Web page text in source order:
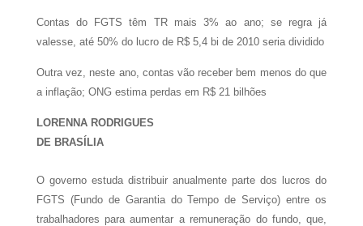
Contas do FGTS têm TR mais 3% ao ano; se regra já
valesse, até 50% do lucro de R$ 5,4 bi de 2010 seria dividido
Outra vez, neste ano, contas vão receber bem menos do que
a inflação; ONG estima perdas em R$ 21 bilhões
LORENNA RODRIGUES
DE BRASÍLIA
O governo estuda distribuir anualmente parte dos lucros do
FGTS (Fundo de Garantia do Tempo de Serviço) entre os
trabalhadores para aumentar a remuneração do fundo, que,